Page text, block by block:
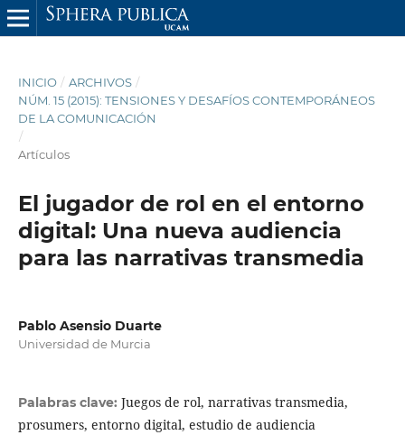
INICIO / ARCHIVOS /
NÚM. 15 (2015): TENSIONES Y DESAFÍOS CONTEMPORÁNEOS
DE LA COMUNICACIÓN
/
Artículos
El jugador de rol en el entorno
digital: Una nueva audiencia
para las narrativas transmedia
Pablo Asensio Duarte
Universidad de Murcia
Palabras clave: Juegos de rol, narrativas transmedia,
prosumers, entorno digital, estudio de audiencia